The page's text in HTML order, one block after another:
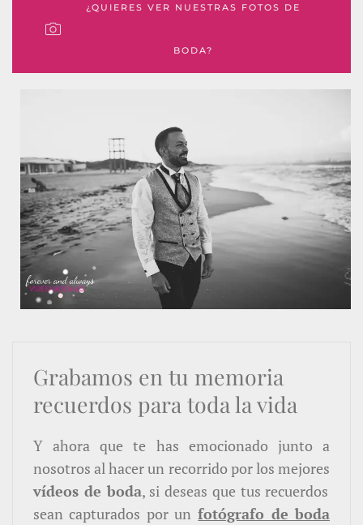
¿QUIERES VER NUESTRAS FOTOS DE
BODA?
Grabamos en tu memoria
recuerdos para toda la vida
Y ahora que te has emocionado junto a
nosotros al hacer un recorrido por los mejores
vídeos de boda, si deseas que tus recuerdos
sean capturados por un fotógrafo de boda